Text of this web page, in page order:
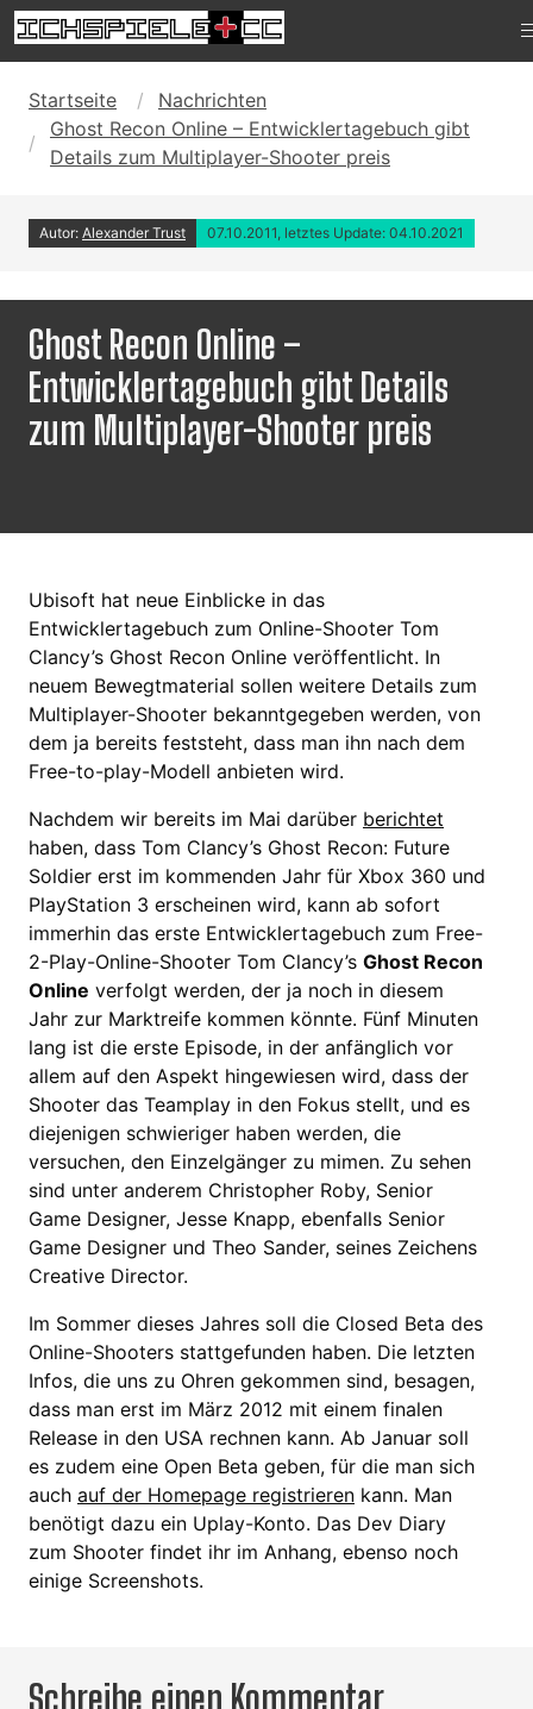
Startseite
Nachrichten
Ghost Recon Online – Entwicklertagebuch gibt
Details zum Multiplayer-Shooter preis
Autor: Alexander Trust 07.10.2011, letztes Update: 04.10.2021
Ghost Recon Online –
Entwicklertagebuch gibt Details
zum Multiplayer-Shooter preis
Ubisoft hat neue Einblicke in das
Entwicklertagebuch zum Online-Shooter Tom
Clancy’s Ghost Recon Online veröffentlicht. In
neuem Bewegtmaterial sollen weitere Details zum
Multiplayer-Shooter bekanntgegeben werden, von
dem ja bereits feststeht, dass man ihn nach dem
Free-to-play-Modell anbieten wird.
Nachdem wir bereits im Mai darüber berichtet
haben, dass Tom Clancy’s Ghost Recon: Future
Soldier erst im kommenden Jahr für Xbox 360 und
PlayStation 3 erscheinen wird, kann ab sofort
immerhin das erste Entwicklertagebuch zum Free-
2-Play-Online-Shooter Tom Clancy’s Ghost Recon
Online verfolgt werden, der ja noch in diesem
Jahr zur Marktreife kommen könnte. Fünf Minuten
lang ist die erste Episode, in der anfänglich vor
allem auf den Aspekt hingewiesen wird, dass der
Shooter das Teamplay in den Fokus stellt, und es
diejenigen schwieriger haben werden, die
versuchen, den Einzelgänger zu mimen. Zu sehen
sind unter anderem Christopher Roby, Senior
Game Designer, Jesse Knapp, ebenfalls Senior
Game Designer und Theo Sander, seines Zeichens
Creative Director.
Im Sommer dieses Jahres soll die Closed Beta des
Online-Shooters stattgefunden haben. Die letzten
Infos, die uns zu Ohren gekommen sind, besagen,
dass man erst im März 2012 mit einem finalen
Release in den USA rechnen kann. Ab Januar soll
es zudem eine Open Beta geben, für die man sich
auch auf der Homepage registrieren kann. Man
benötigt dazu ein Uplay-Konto. Das Dev Diary
zum Shooter findet ihr im Anhang, ebenso noch
einige Screenshots.
Schreibe einen Kommentar